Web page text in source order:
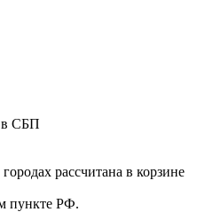
в СБП
рассчитана в корзине
пункте РФ.